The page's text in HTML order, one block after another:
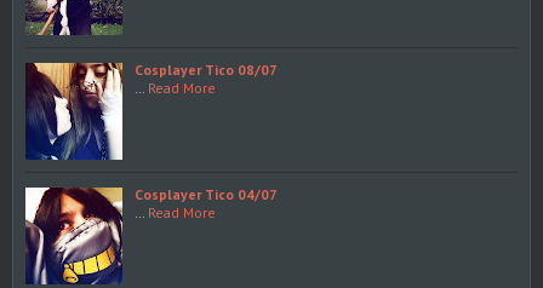
Cosplayer Tico 08/07
Read More
Cosplayer Tico 04/07
Read More